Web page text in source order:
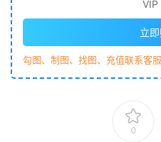
VIP
立
勾图、制图、找图、充值联系客
0